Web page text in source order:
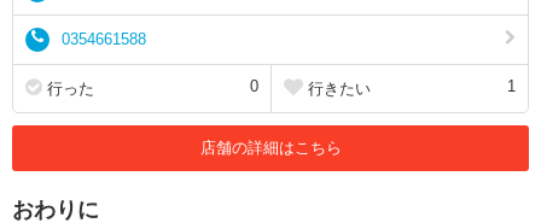
0354661588
行った 0 行きたい 1
店舗の詳細はこちら
おわりに